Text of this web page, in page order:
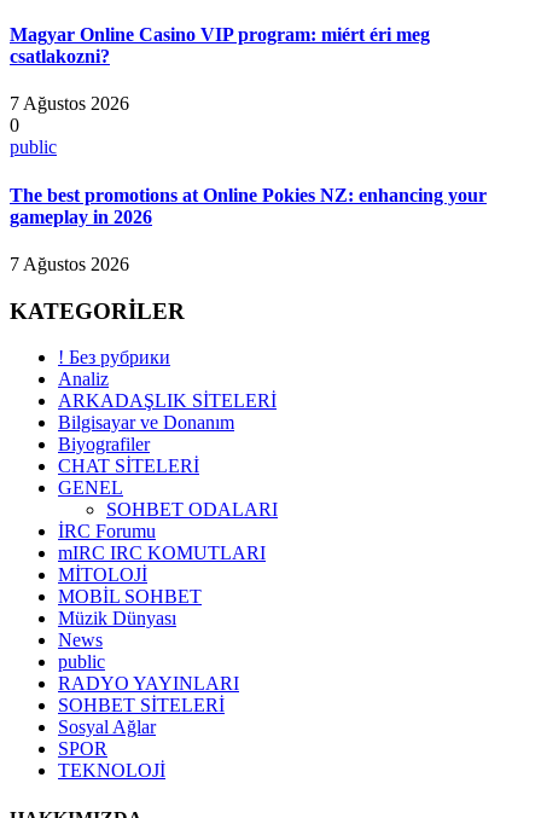
Magyar Online Casino VIP program: miért éri meg
csatlakozni?
7 Ağustos 2026
0
public
The best promotions at Online Pokies NZ: enhancing your
gameplay in 2026
7 Ağustos 2026
KATEGORİLER
! Без рубрики
Analiz
ARKADAŞLIK SİTELERİ
Bilgisayar ve Donanım
Biyografiler
CHAT SİTELERİ
GENEL
SOHBET ODALARI
İRC Forumu
mIRC IRC KOMUTLARI
MİTOLOJİ
MOBİL SOHBET
Müzik Dünyası
News
public
RADYO YAYINLARI
SOHBET SİTELERİ
Sosyal Ağlar
SPOR
TEKNOLOJİ